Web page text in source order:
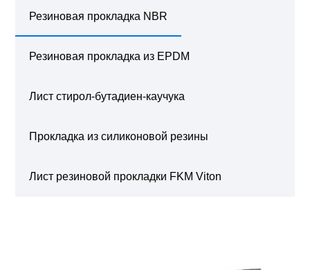
Резиновая прокладка NBR
Резиновая прокладка из EPDM
Лист стирол-бутадиен-каучука
Прокладка из силиконовой резины
Лист резиновой прокладки FKM Viton